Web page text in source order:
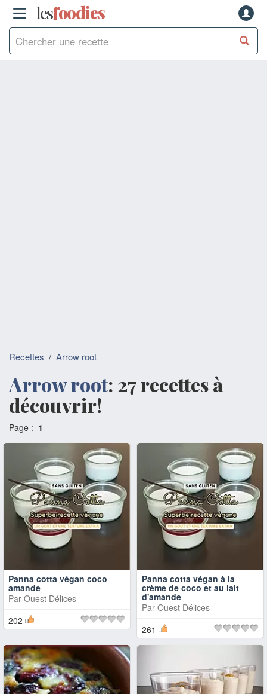
lesfoodies
Recettes / Arrow root
Arrow root: 27 recettes à
découvrir!
Page : 1
Panna cotta végan coco
amande
Par Ouest Délices
202
Panna cotta végan à la
crème de coco et au lait
d'amande
Par Ouest Délices
261